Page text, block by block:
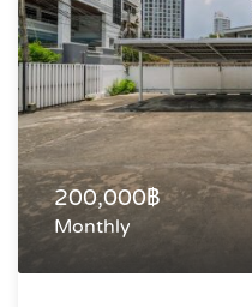
200,000฿
Monthly